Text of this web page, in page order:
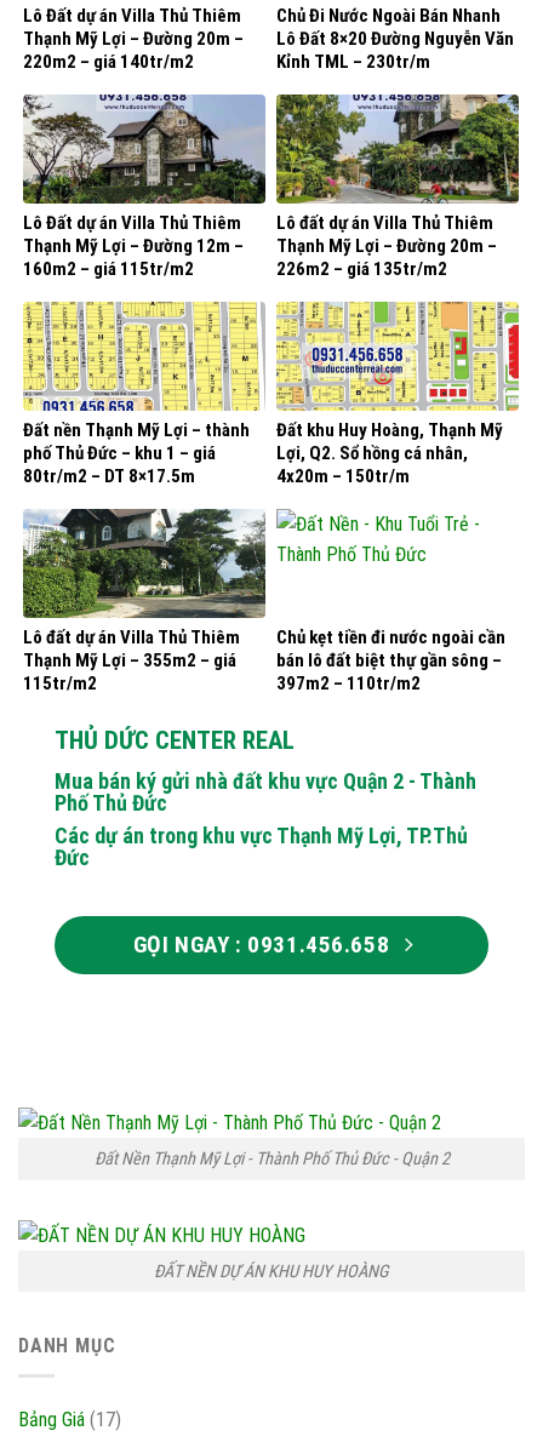
Lô Đất dự án Villa Thủ Thiêm
Thạnh Mỹ Lợi – Đường 20m –
220m2 – giá 140tr/m2
Chủ Đi Nước Ngoài Bán Nhanh
Lô Đất 8×20 Đường Nguyễn Văn
Kỉnh TML – 230tr/m
Lô Đất dự án Villa Thủ Thiêm
Thạnh Mỹ Lợi – Đường 12m –
160m2 – giá 115tr/m2
Lô đất dự án Villa Thủ Thiêm
Thạnh Mỹ Lợi – Đường 20m –
226m2 – giá 135tr/m2
Đất nền Thạnh Mỹ Lợi – thành
phố Thủ Đức – khu 1 – giá
80tr/m2 – DT 8×17.5m
Đất khu Huy Hoàng, Thạnh Mỹ
Lợi, Q2. Sổ hồng cá nhân,
4x20m – 150tr/m
Lô đất dự án Villa Thủ Thiêm
Thạnh Mỹ Lợi – 355m2 – giá
115tr/m2
Chủ kẹt tiền đi nước ngoài cần
bán lô đất biệt thự gần sông –
397m2 – 110tr/m2
THỦ DỨC CENTER REAL
Mua bán ký gửi nhà đất khu vực Quận 2 - Thành
Phố Thủ Đức
Các dự án trong khu vực Thạnh Mỹ Lợi, TP.Thủ
Đức
GỌI NGAY : 0931.456.658
Đất Nền Thạnh Mỹ Lợi - Thành Phố Thủ Đức - Quận 2
ĐẤT NỀN DỰ ÁN KHU HUY HOÀNG
DANH MỤC
Bảng Giá (17)